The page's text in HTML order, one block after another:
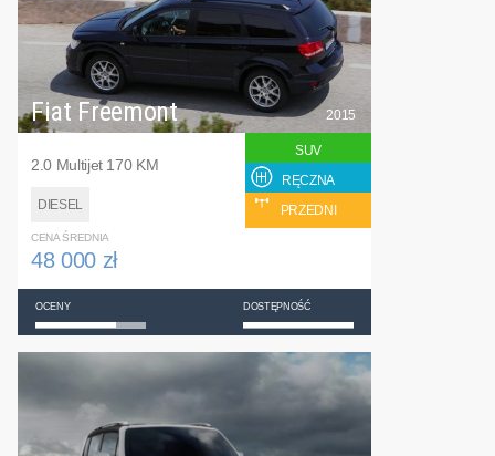
Fiat Freemont
2.0 Multijet 170 KM
DIESEL
2015
SUV
RĘCZNA
PRZEDNI
CENA ŚREDNIA
48 000 zł
OCENY DOSTĘPNOŚĆ